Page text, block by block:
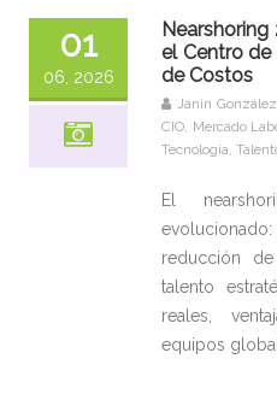
01
06, 2026
Nearshoring
el Centro
de Costos
Janin González
CIO, Mercado
Tecnología,
El
reducción
talento
reales,
equipos